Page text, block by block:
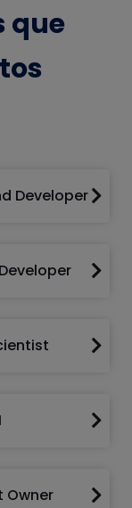
que
Developer



Owner 